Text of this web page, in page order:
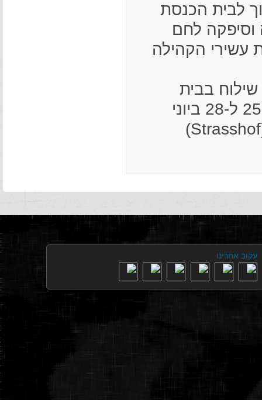
לבית הכנסת
וסיפקה לחם
עשירי הקהילה
שילוח בבית
(Debrecen), ובין 25 ל-28 ביוני
1944 הם גורשו משם – קצתם לשטרסהוף (Strasshof)
עקוב אחרינו